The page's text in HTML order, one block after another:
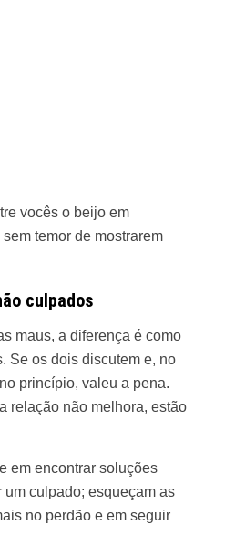
vocês o beijo em
temor de mostrarem
culpados
maus, a diferença é como
Se os dois discutem e, no
princípio, valeu a pena.
relação não melhora, estão
em encontrar soluções
um culpado; esqueçam as
no perdão e em seguir